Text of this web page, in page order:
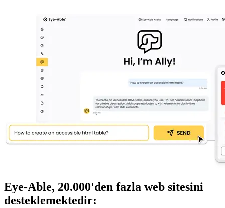
Eye-Able, 20.000'den fazla web sitesini
desteklemektedir: